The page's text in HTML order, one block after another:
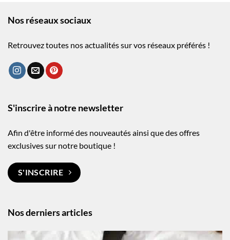
Nos réseaux sociaux
Retrouvez toutes nos actualités sur vos réseaux préférés !
Nos derniers articles
S'inscrire à notre newsletter
Afin d'être informé des nouveautés ainsi que des offres
exclusives sur notre boutique !
S'INSCRIRE